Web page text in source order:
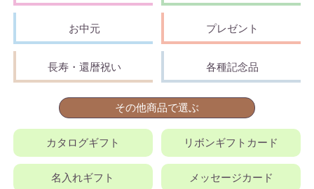
お中元 プレゼント
長寿・還暦祝い 各種記念品
その他商品で選ぶ
カタログギフト リボンギフトカード
名入れギフト メッセージカード